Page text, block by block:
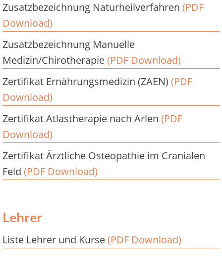
Zusatzbezeichnung Naturheilverfahren (PDF
Download)
Zusatzbezeichnung Manuelle
Medizin/Chirotherapie(PDF Download)
Zertifikat Ernährungsmedizin (ZAEN) (PDF
Download)
Zertifikat Atlastherapie nach Arlen (PDF
Download)
Zertifikat Ärztliche Osteopathie im Cranialen
Feld (PDF Download)
Lehrer
Liste Lehrer und Kurse(PDF Download)